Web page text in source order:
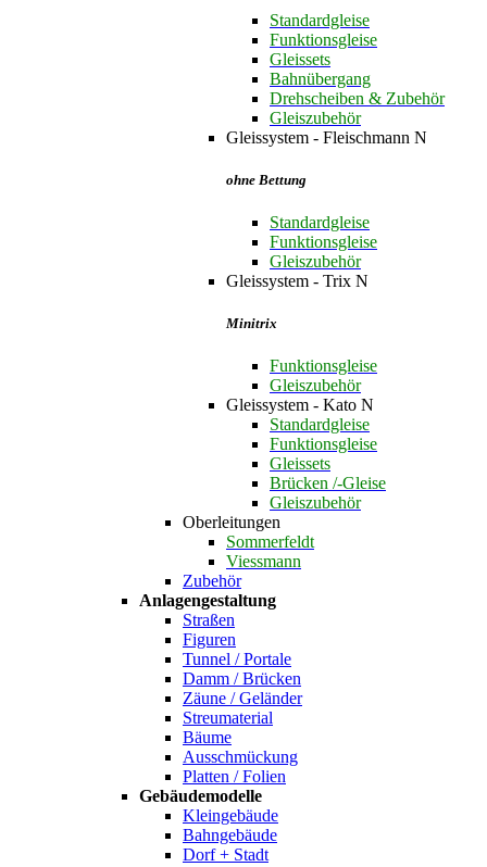
Standardgleise
Funktionsgleise
Gleissets
Bahnübergang
Drehscheiben & Zubehör
Gleiszubehör
Gleissystem - Fleischmann N
ohne Bettung
Standardgleise
Funktionsgleise
Gleiszubehör
Gleissystem - Trix N
Minitrix
Funktionsgleise
Gleiszubehör
Gleissystem - Kato N
Standardgleise
Funktionsgleise
Gleissets
Brücken /-Gleise
Gleiszubehör
Oberleitungen
Sommerfeldt
Viessmann
Zubehör
Anlagengestaltung
Straßen
Figuren
Tunnel / Portale
Damm / Brücken
Zäune / Geländer
Streumaterial
Bäume
Ausschmückung
Platten / Folien
Gebäudemodelle
Kleingebäude
Bahngebäude
Dorf + Stadt